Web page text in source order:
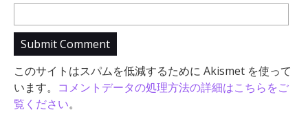
このサイトはスパムを低減するために Akismet を使って
います。 コメントデータの処理方法の詳細はこちらをご
覧ください。